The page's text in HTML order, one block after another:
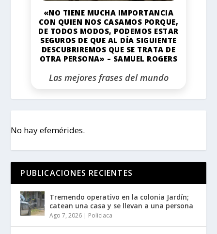
«NO TIENE MUCHA IMPORTANCIA
CON QUIEN NOS CASAMOS PORQUE,
DE TODOS MODOS, PODEMOS ESTAR
SEGUROS DE QUE AL DÍA SIGUIENTE
DESCUBRIREMOS QUE SE TRATA DE
OTRA PERSONA» – SAMUEL ROGERS
Las mejores frases del mundo
No hay efemérides.
PUBLICACIONES RECIENTES
Tremendo operativo en la colonia Jardín;
catean una casa y se llevan a una persona
Ago 7, 2026 | Policiaca